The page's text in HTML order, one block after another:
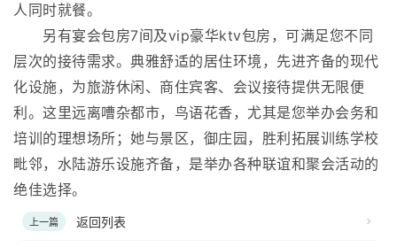
人同时就餐。
另有宴会包房7间及vip豪华ktv包房，可满足您不同
层次的接待需求。典雅舒适的居住环境，先进齐备的现代
化设施，为旅游休闲、商住宾客、会议接待提供无限便
利。这里远离嘈杂都市，鸟语花香，尤其是您举办会务和
培训的理想场所；她与景区，御庄园，胜利拓展训练学校
毗邻，水陆游乐设施齐备，是举办各种联谊和聚会活动的
绝佳选择。
上一篇 返回列表